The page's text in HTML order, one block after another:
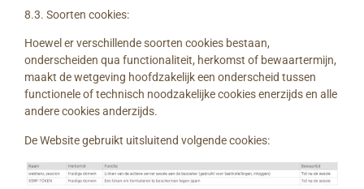
8.3. Soorten cookies:
Hoewel er verschillende soorten cookies bestaan,
onderscheiden qua functionaliteit, herkomst of bewaartermijn,
maakt de wetgeving hoofdzakelijk een onderscheid tussen
functionele of technisch noodzakelijke cookies enerzijds en alle
andere cookies anderzijds.
De Website gebruikt uitsluitend volgende cookies: